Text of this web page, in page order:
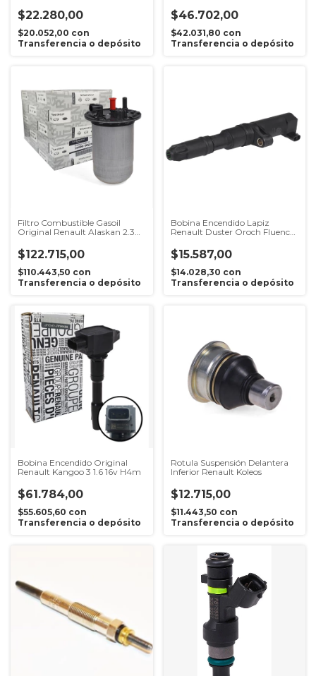
$22.280,00
$20.052,00 con
Transferencia o depósito
$46.702,00
$42.031,80 con
Transferencia o depósito
Filtro Combustible Gasoil
Original Renault Alaskan 2.3
$122.715,00
$110.443,50 con
Transferencia o depósito
Bobina Encendido Lapiz
Renault Duster Oroch Fluence
16v F4r
$15.587,00
$14.028,30 con
Transferencia o depósito
Bobina Encendido Original
Renault Kangoo 3 1.6 16v H4m
$61.784,00
$55.605,60 con
Transferencia o depósito
Rotula Suspensión Delantera
Inferior Renault Koleos
$12.715,00
$11.443,50 con
Transferencia o depósito